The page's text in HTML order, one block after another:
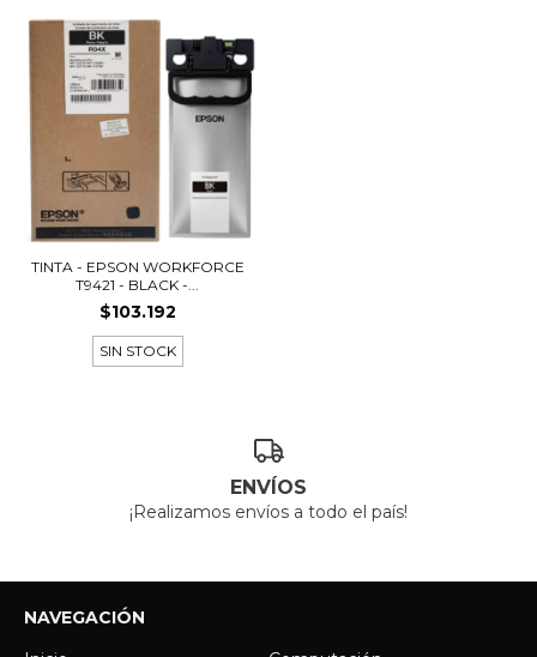
TINTA - EPSON WORKFORCE
T9421 - BLACK -...
$103.192
SIN STOCK
ENVÍOS
¡Realizamos envíos a todo el país!
NAVEGACIÓN